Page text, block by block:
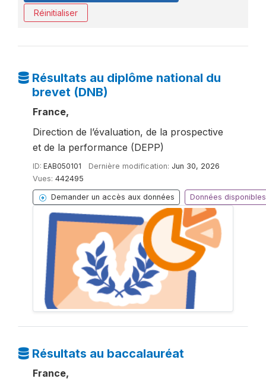
Réinitialiser
Résultats au diplôme national du
brevet (DNB)
France,
Direction de l’évaluation, de la prospective
et de la performance (DEPP)
ID: EAB050101 Dernière modification: Jun 30, 2026
Vues: 442495
Demander un accès aux données Données disponibles
Résultats au baccalauréat
France,